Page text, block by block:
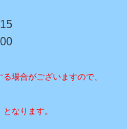
場合がございますので、
なります。